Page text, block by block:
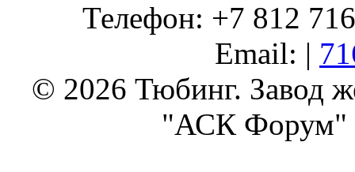
Телефон: +7 812
Email: |
© 2026 Тюбинг. Завод
"АСК Форум"